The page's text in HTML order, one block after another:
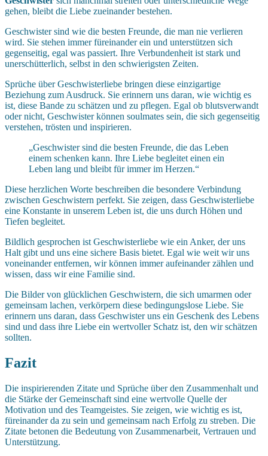
gehen, bleibt die Liebe zueinander bestehen.
Geschwister sind wie die besten Freunde, die man nie verlieren
wird. Sie stehen immer füreinander ein und unterstützen sich
gegenseitig, egal was passiert. Ihre Verbundenheit ist stark und
unerschütterlich, selbst in den schwierigsten Zeiten.
Sprüche über Geschwisterliebe bringen diese einzigartige
Beziehung zum Ausdruck. Sie erinnern uns daran, wie wichtig es
ist, diese Bande zu schätzen und zu pflegen. Egal ob blutsverwandt
oder nicht, Geschwister können soulmates sein, die sich gegenseitig
verstehen, trösten und inspirieren.
„Geschwister sind die besten Freunde, die das Leben
einem schenken kann. Ihre Liebe begleitet einen ein
Leben lang und bleibt für immer im Herzen.“
Diese herzlichen Worte beschreiben die besondere Verbindung
zwischen Geschwistern perfekt. Sie zeigen, dass Geschwisterliebe
eine Konstante in unserem Leben ist, die uns durch Höhen und
Tiefen begleitet.
Bildlich gesprochen ist Geschwisterliebe wie ein Anker, der uns
Halt gibt und uns eine sichere Basis bietet. Egal wie weit wir uns
voneinander entfernen, wir können immer aufeinander zählen und
wissen, dass wir eine Familie sind.
Die Bilder von glücklichen Geschwistern, die sich umarmen oder
gemeinsam lachen, verkörpern diese bedingungslose Liebe. Sie
erinnern uns daran, dass Geschwister uns ein Geschenk des Lebens
sind und dass ihre Liebe ein wertvoller Schatz ist, den wir schätzen
sollten.
Fazit
Die inspirierenden Zitate und Sprüche über den Zusammenhalt und
die Stärke der Gemeinschaft sind eine wertvolle Quelle der
Motivation und des Teamgeistes. Sie zeigen, wie wichtig es ist,
füreinander da zu sein und gemeinsam nach Erfolg zu streben. Die
Zitate betonen die Bedeutung von Zusammenarbeit, Vertrauen und
Unterstützung.